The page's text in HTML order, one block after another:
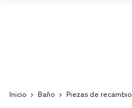
Inicio Baño Piezas de recambio